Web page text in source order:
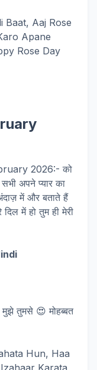
Baat, Aaj Rose
Apane
Rose Day
2026:- को
अपने प्यार का
में और बताते हैं
में हो तुम ही मेरी
तुमसे 😍 मोहब्बत
Hun, Haa
Karata